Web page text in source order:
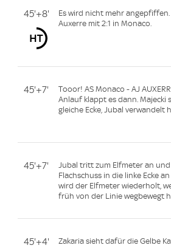
45'+8'
Es wird nicht mehr
Auxerre mit 2:1 in Monaco.
45'+7'
Tooor! AS Monaco - AJ
Anlauf klappt es dann. Majecki
gleiche Ecke, Jubal verwandelt
45'+7'
Jubal tritt zum Elfmeter an
Flachschuss in die linke Ecke
wird der Elfmeter wiederholt,
früh von der Linie wegbewegt
45'+4' Zakaria sieht dafür die Gelbe